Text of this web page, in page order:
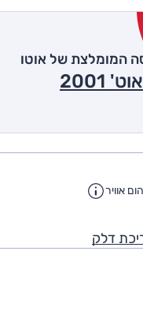
המומלצת של אוטו
אוויר
דלק